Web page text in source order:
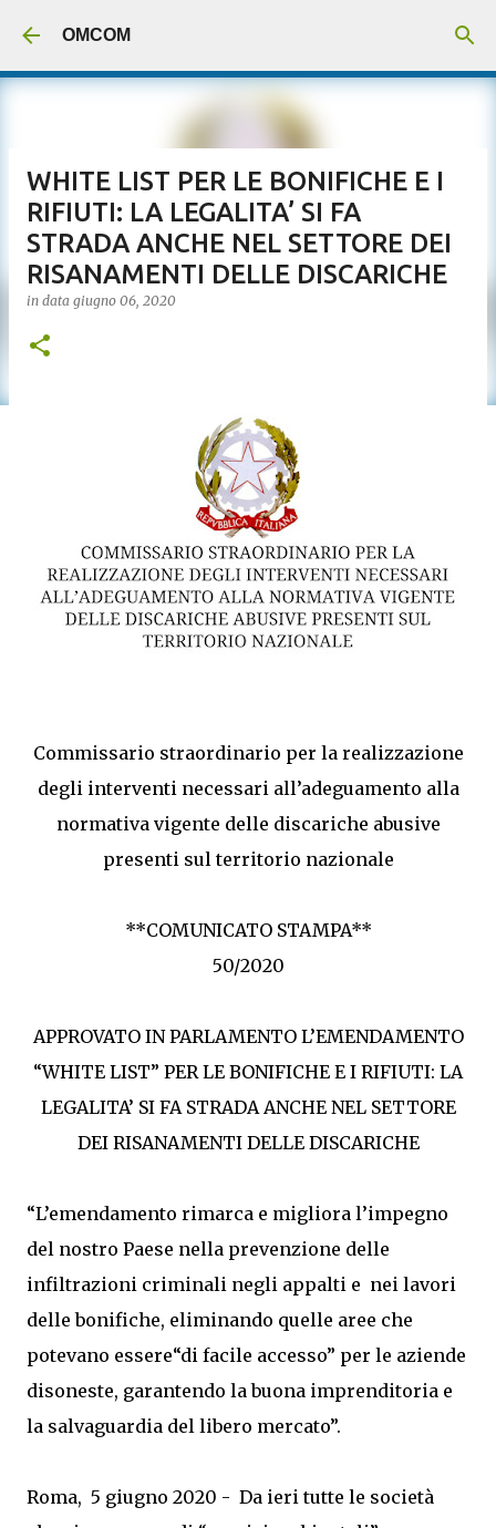
OMCOM
WHITE LIST PER LE BONIFICHE E I
RIFIUTI: LA LEGALITA’ SI FA
STRADA ANCHE NEL SETTORE DEI
RISANAMENTI DELLE DISCARICHE
in data giugno 06, 2020
Commissario straordinario per la realizzazione
degli interventi necessari all’adeguamento alla
normativa vigente delle discariche abusive
presenti sul territorio nazionale
**COMUNICATO STAMPA**
50/2020
APPROVATO IN PARLAMENTO L’EMENDAMENTO
“WHITE LIST” PER LE BONIFICHE E I RIFIUTI: LA
LEGALITA’ SI FA STRADA ANCHE NEL SETTORE
DEI RISANAMENTI DELLE DISCARICHE
“L’emendamento rimarca e migliora l’impegno
del nostro Paese nella prevenzione delle
infiltrazioni criminali negli appalti e nei lavori
delle bonifiche, eliminando quelle aree che
potevano essere“di facile accesso” per le aziende
disoneste, garantendo la buona imprenditoria e
la salvaguardia del libero mercato”.
Roma, 5 giugno 2020 - Da ieri tutte le società